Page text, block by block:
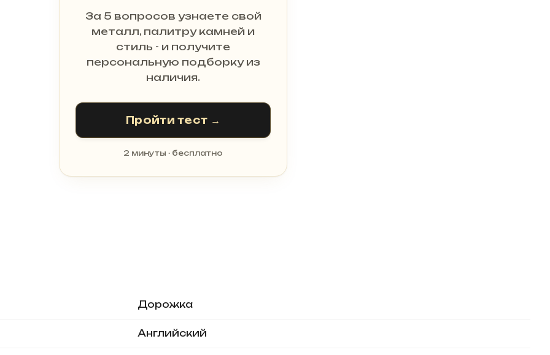
За 5 вопросов узнаете свой
металл, палитру камней и
стиль - и получите
персональную подборку из
наличия.
Пройти тест →
2 минуты · бесплатно
Дорожка
Английский